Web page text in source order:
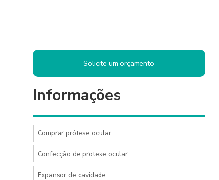
Solicite um orçamento
Informações
Comprar prótese ocular
Confecção de protese ocular
Expansor de cavidade